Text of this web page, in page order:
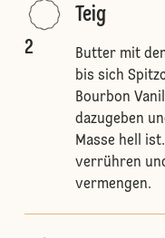
2
Teig
Butter mit
bis sich
Bourbon
dazugeben
Masse hell
verrühren
vermengen.